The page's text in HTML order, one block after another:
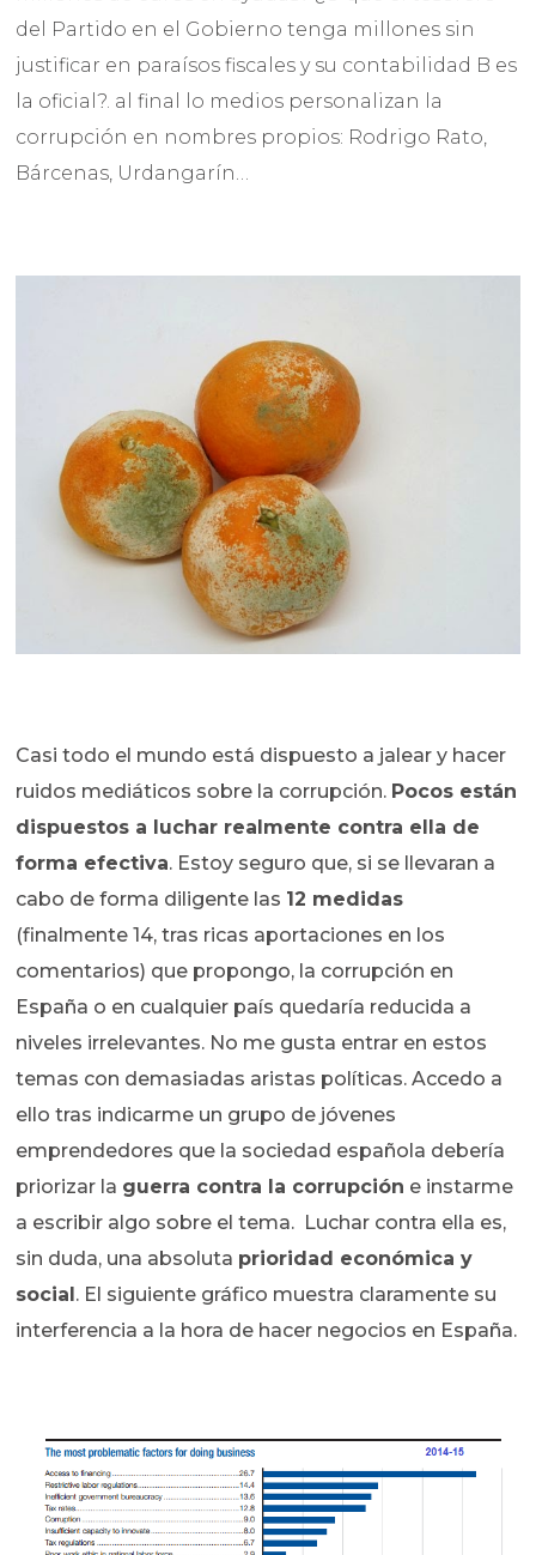
del Partido en el Gobierno tenga millones sin
justificar en paraísos fiscales y su contabilidad B es
la oficial?. al final lo medios personalizan la
corrupción en nombres propios: Rodrigo Rato,
Bárcenas, Urdangarín…
Casi todo el mundo está dispuesto a jalear y hacer
ruidos mediáticos sobre la corrupción. Pocos están
dispuestos a luchar realmente contra ella de
forma efectiva. Estoy seguro que, si se llevaran a
cabo de forma diligente las 12 medidas
(finalmente 14, tras ricas aportaciones en los
comentarios) que propongo, la corrupción en
España o en cualquier país quedaría reducida a
niveles irrelevantes. No me gusta entrar en estos
temas con demasiadas aristas políticas. Accedo a
ello tras indicarme un grupo de jóvenes
emprendedores que la sociedad española debería
priorizar la guerra contra la corrupción e instarme
a escribir algo sobre el tema. Luchar contra ella es,
sin duda, una absoluta prioridad económica y
social. El siguiente gráfico muestra claramente su
interferencia a la hora de hacer negocios en España.